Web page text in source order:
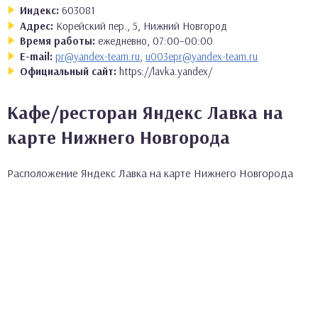
Индекс: 603081
Адрес: Корейский пер., 5, Нижний Новгород
Время работы: ежедневно, 07:00–00:00
E-mail: pr@yandex-team.ru u003epr@yandex-team.ru
Официальный сайт: https://lavka.yandex/
Кафе/ресторан Яндекс Лавка на
карте Нижнего Новгорода
Расположение Яндекс Лавка на карте Нижнего Новгорода